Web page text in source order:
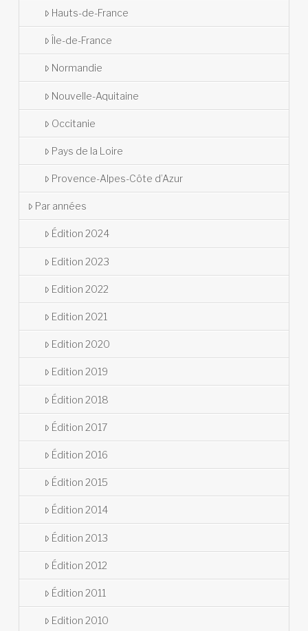
Hauts-de-France
Île-de-France
Normandie
Nouvelle-Aquitaine
Occitanie
Pays de la Loire
Provence-Alpes-Côte d’Azur
Par années
Édition 2024
Edition 2023
Edition 2022
Edition 2021
Edition 2020
Edition 2019
Édition 2018
Édition 2017
Édition 2016
Édition 2015
Édition 2014
Édition 2013
Édition 2012
Édition 2011
Edition 2010